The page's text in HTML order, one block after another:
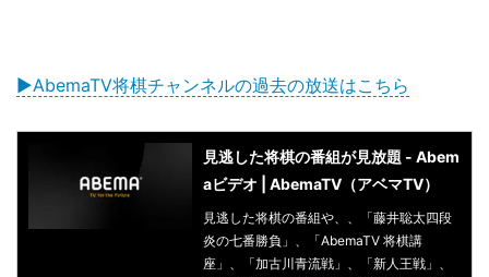
▶AbemaTV将棋チャンネルの過去の放送はこちら
見逃した将棋の番組が見放題 - Abem
aビデオ | AbemaTV（アベマTV）
見逃した将棋の番組や、、「藤井聡太四段
炎の七番勝負」、「AbemaTV 将棋講
座」、「加古川青流戦」、「新人王戦」、